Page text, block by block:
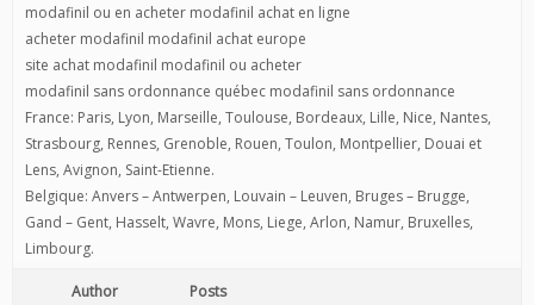
modafinil ou en acheter modafinil achat en ligne
acheter modafinil modafinil achat europe
site achat modafinil modafinil ou acheter
modafinil sans ordonnance québec modafinil sans ordonnance
France: Paris, Lyon, Marseille, Toulouse, Bordeaux, Lille, Nice, Nantes,
Strasbourg, Rennes, Grenoble, Rouen, Toulon, Montpellier, Douai et
Lens, Avignon, Saint-Etienne.
Belgique: Anvers – Antwerpen, Louvain – Leuven, Bruges – Brugge,
Gand – Gent, Hasselt, Wavre, Mons, Liege, Arlon, Namur, Bruxelles,
Limbourg.
Author Posts